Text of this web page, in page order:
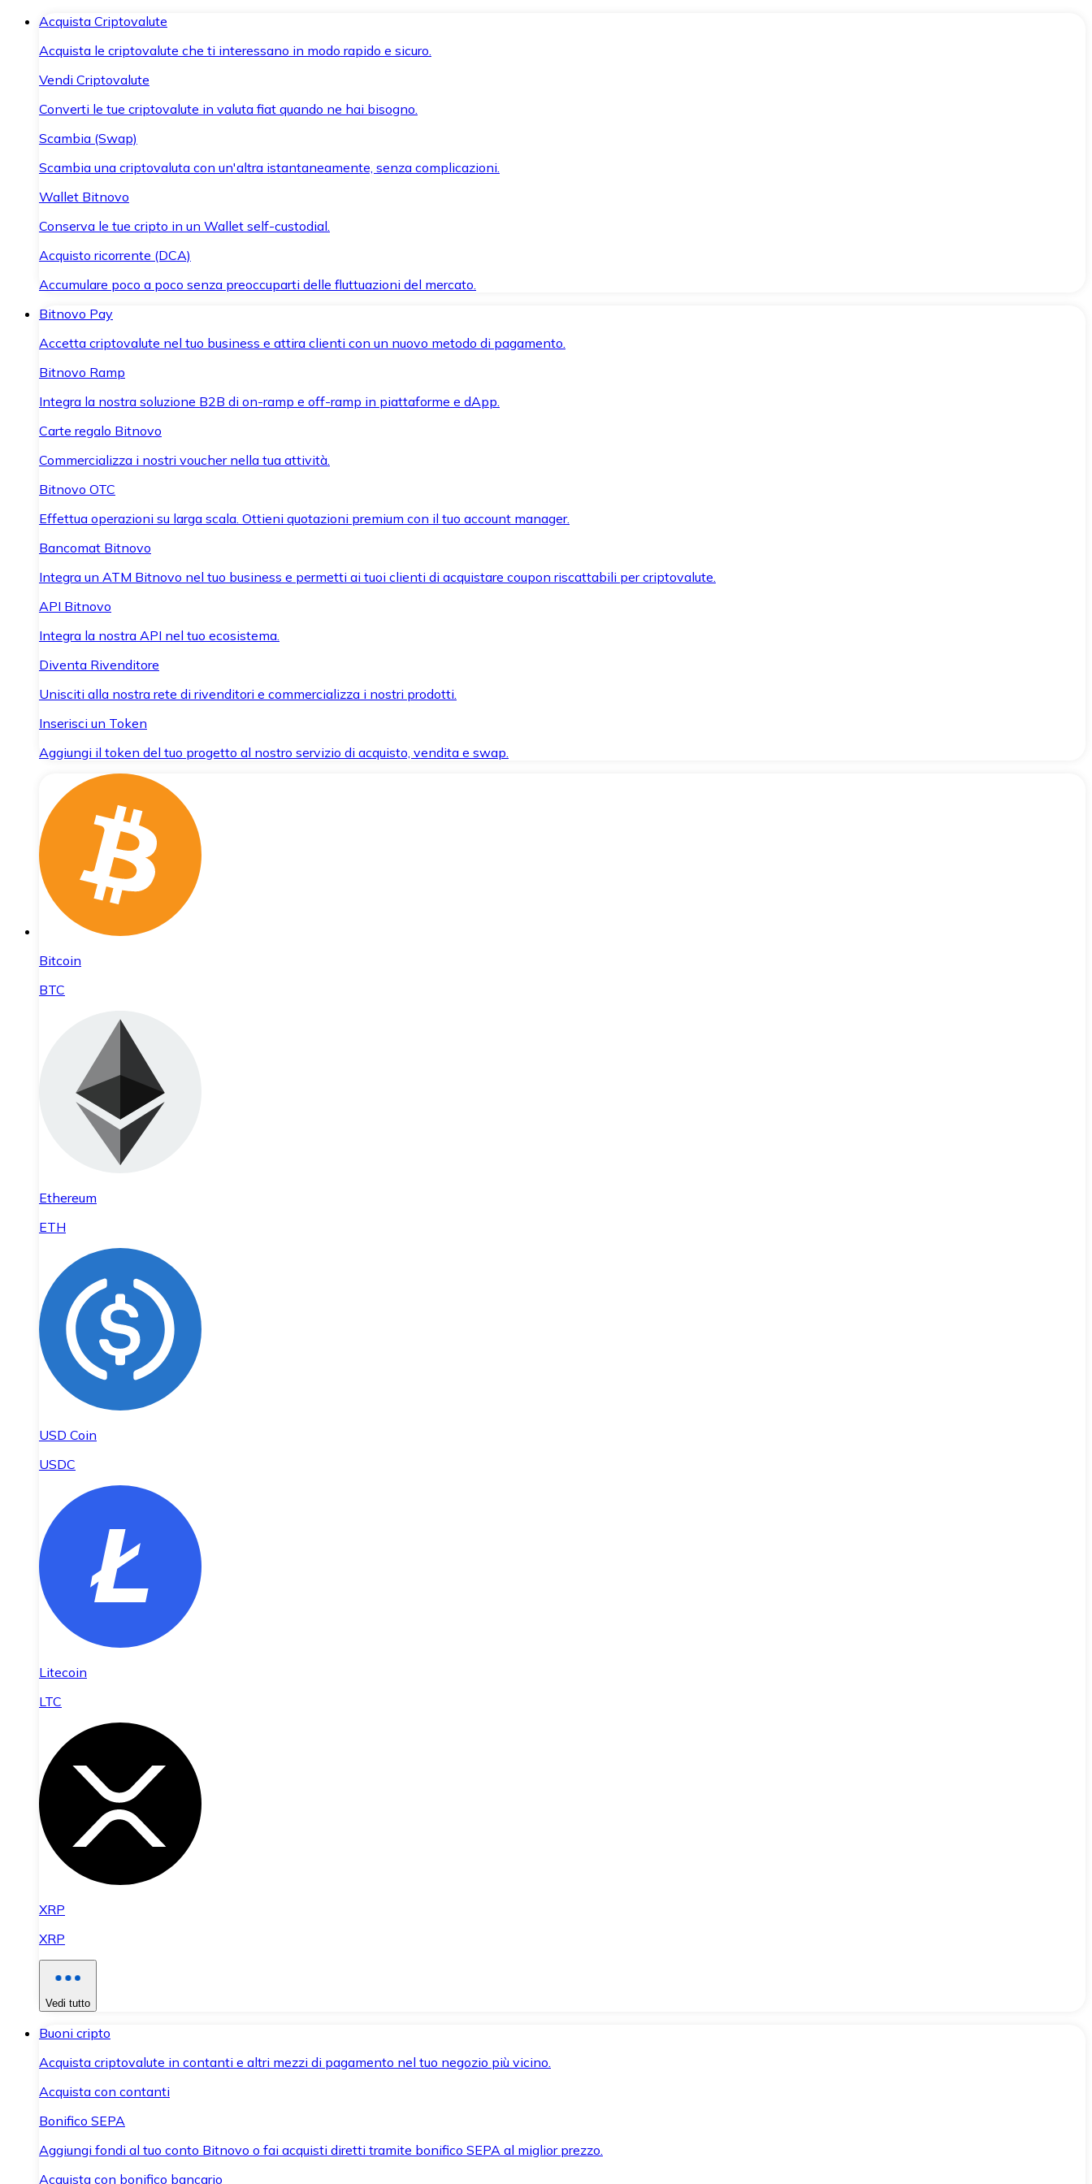
Acquista Criptovalute
Acquista le criptovalute che ti interessano in modo rapido e sicuro.
Vendi Criptovalute
Converti le tue criptovalute in valuta fiat quando ne hai bisogno.
Scambia (Swap)
Scambia una criptovaluta con un'altra istantaneamente, senza complicazioni.
Wallet Bitnovo
Conserva le tue cripto in un Wallet self-custodial.
Acquisto ricorrente (DCA)
Accumulare poco a poco senza preoccuparti delle fluttuazioni del mercato.
Bitnovo Pay
Accetta criptovalute nel tuo business e attira clienti con un nuovo metodo di pagamento.
Bitnovo Ramp
Integra la nostra soluzione B2B di on-ramp e off-ramp in piattaforme e dApp.
Carte regalo Bitnovo
Commercializza i nostri voucher nella tua attività.
Bitnovo OTC
Effettua operazioni su larga scala. Ottieni quotazioni premium con il tuo account manager.
Bancomat Bitnovo
Integra un ATM Bitnovo nel tuo business e permetti ai tuoi clienti di acquistare coupon riscattabili per criptovalute.
API Bitnovo
Integra la nostra API nel tuo ecosistema.
Diventa Rivenditore
Unisciti alla nostra rete di rivenditori e commercializza i nostri prodotti.
Inserisci un Token
Aggiungi il token del tuo progetto al nostro servizio di acquisto, vendita e swap.
Bitcoin
BTC
Ethereum
ETH
USD Coin
USDC
Litecoin
LTC
XRP
XRP
Vedi tutto
Buoni cripto
Acquista criptovalute in contanti e altri mezzi di pagamento nel tuo negozio più vicino.
Acquista con contanti
Bonifico SEPA
Aggiungi fondi al tuo conto Bitnovo o fai acquisti diretti tramite bonifico SEPA al miglior prezzo.
Acquista con bonifico bancario